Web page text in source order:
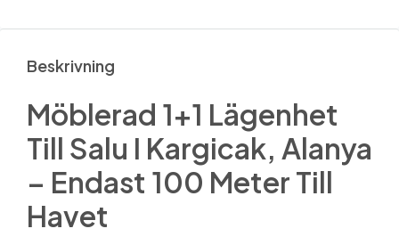
Beskrivning
Möblerad 1+1 Lägenhet
Till Salu I Kargicak, Alanya
– Endast 100 Meter Till
Havet